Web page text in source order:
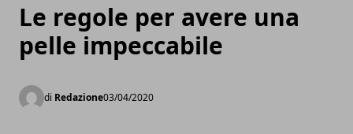
Le regole per avere una
pelle impeccabile
di Redazione03/04/2020